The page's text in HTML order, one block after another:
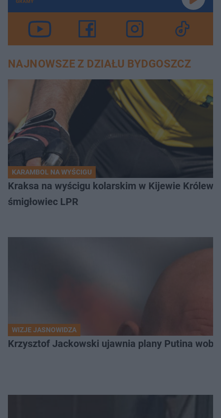
NAJNOWSZE Z DZIAŁU BYDGOSZCZ
KARAMBOL NA WYŚCIGU
Kraksa na wyścigu kolarskim w Kijewie
śmigłowiec LPR
WIZJE JASNOWIDZA
Krzysztof Jackowski ujawnia plany Putina